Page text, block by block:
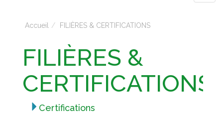
Accueil FILIÈRES & CERTIFICATIONS
FILIÈRES &
CERTIFICATIONS
Certifications